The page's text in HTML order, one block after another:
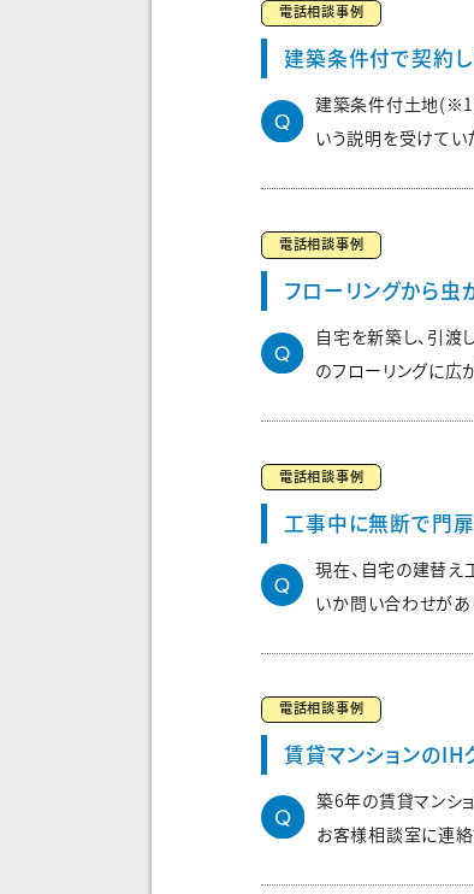
電話相談事例
建築条件付で契約
建築条件付土地(※1)
いう説明を受けてい
電話相談事例
フローリングから虫
自宅を新築し、引渡
のフローリングに広
電話相談事例
工事中に無断で門
現在、自宅の建替え
いか問い合わせがあ
電話相談事例
賃貸マンションのIH
築6年の賃貸マンシ
お客様相談室に連絡